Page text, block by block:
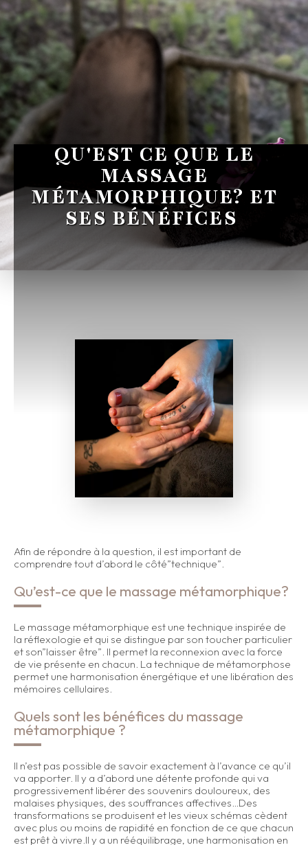
QU'EST CE QUE LE
MASSAGE
MÉTAMORPHIQUE? ET
SES BÉNÉFICES
Afin de répondre à la question, il est important de
comprendre tout d’abord le côté”technique”.
Qu’est-ce que le massage métamorphique?
Le massage métamorphique est une technique inspirée de
la réflexologie et qui se distingue par son toucher particulier
et son”laisser être”. Il permet la reconnexion avec la force
de vie présente en chacun. La technique de métamorphose
permet une harmonisation énergétique et une libération des
mémoires cellulaires.
Quels sont les bénéfices du massage
métamorphique ?
Il n’est pas possible de savoir exactement à l’avance ce qu’il
va apporter. Il y a d’abord une détente profonde qui va
progressivement libérer des souvenirs douloureux, des
malaises physiques, des souffrances affectives…Des
transformations se produisent et les vieux schémas cèdent
avec plus ou moins de rapidité en fonction de ce que chacun
est prêt à vivre.Il y a un rééquilibrage, une harmonisation en